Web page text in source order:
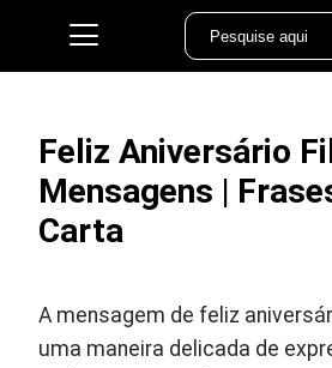
Feliz Aniversário
Mensagens |
Carta
A mensagem de feliz
uma maneira delicada de